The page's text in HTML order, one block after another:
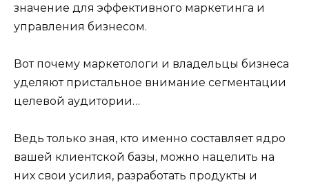
значение для эффективного маркетинга и
управления бизнесом.
Вот почему маркетологи и владельцы бизнеса
уделяют пристальное внимание сегментации
целевой аудитории…
Ведь только зная, кто именно составляет ядро
вашей клиентской базы, можно нацелить на
них свои усилия, разработать продукты и